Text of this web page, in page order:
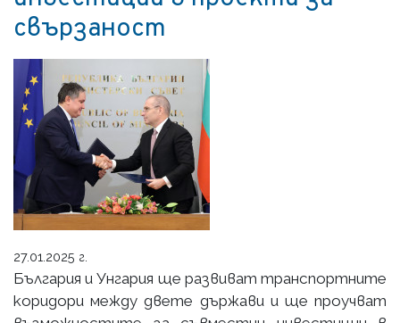
свързаност
27.01.2025 г.
България и Унгария ще развиват транспортните
коридори между двете държави и ще проучват